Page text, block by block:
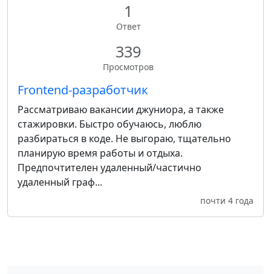
1
Ответ
339
Просмотров
Frontend-разработчик
Рассматриваю вакансии джуниора, а также
стажировки. Быстро обучаюсь, люблю
разбираться в коде. Не выгораю, тщательно
планирую время работы и отдыха.
Предпочтителен удаленный/частично
удаленный граф...
почти 4 года